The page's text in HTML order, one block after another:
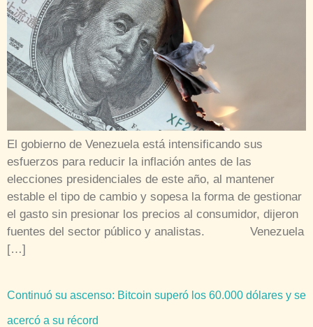
El gobierno de Venezuela está intensificando sus
esfuerzos para reducir la inflación antes de las
elecciones presidenciales de este año, al mantener
estable el tipo de cambio y sopesa la forma de gestionar
el gasto sin presionar los precios al consumidor, dijeron
fuentes del sector público y analistas. Venezuela
[…]
Continuó su ascenso: Bitcoin superó los 60.000 dólares y se
acercó a su récord